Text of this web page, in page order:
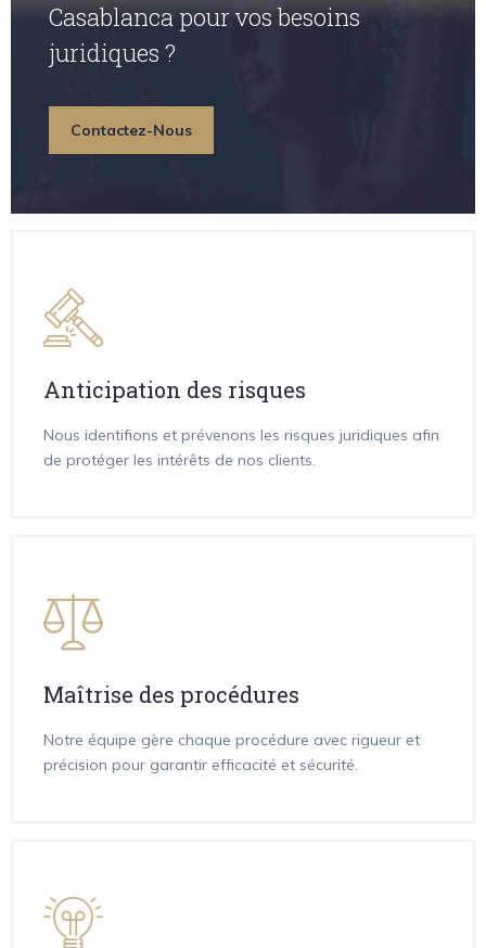
Casablanca pour vos besoins
juridiques ?
Contactez-Nous
Anticipation des risques
Nous identifions et prévenons les risques juridiques afin
de protéger les intérêts de nos clients.
Maîtrise des procédures
Notre équipe gère chaque procédure avec rigueur et
précision pour garantir efficacité et sécurité.